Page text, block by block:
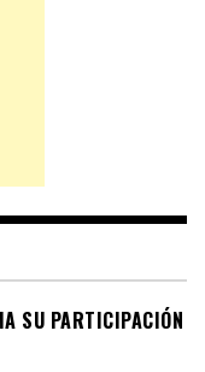
SU PARTICIPACIÓN